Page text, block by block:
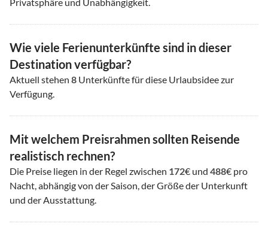
Wie viele Ferienunterkünfte sind in dieser
Destination verfügbar?
Aktuell stehen 8 Unterkünfte für diese Urlaubsidee zur
Verfügung.
Mit welchem Preisrahmen sollten Reisende
realistisch rechnen?
Die Preise liegen in der Regel zwischen 172€ und 488€ pro
Nacht, abhängig von der Saison, der Größe der Unterkunft
und der Ausstattung.